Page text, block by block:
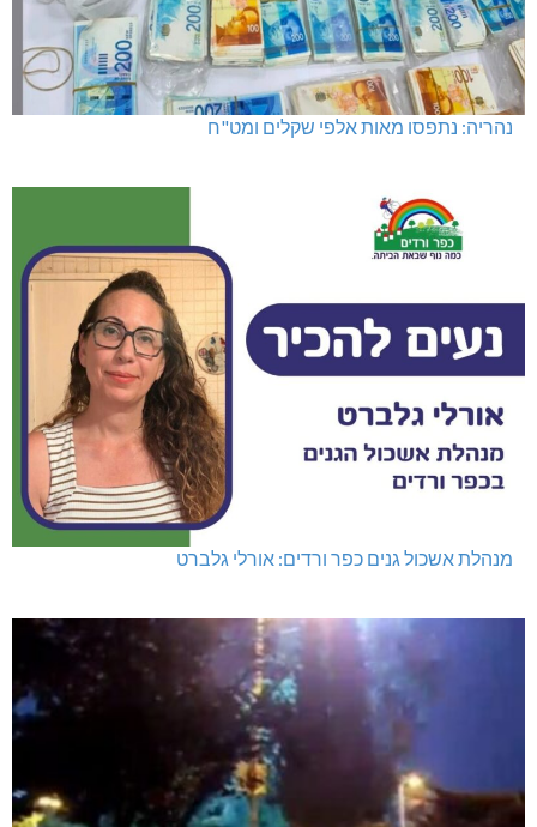
נהריה: נתפסו מאות אלפי שקלים ומט"ח
מנהלת אשכול גנים כפר ורדים: אורלי גלברט